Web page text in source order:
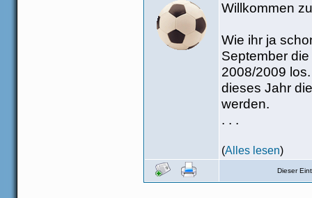
Willkommen
Wie ihr ja
September
2008/2009
dieses Jahr
werden.
. . .
(Alles lesen)
Dieser